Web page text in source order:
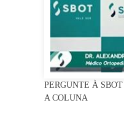
PERGUNTE À
A COLUNA